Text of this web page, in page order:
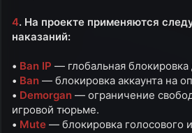
4. На проекте применяются
наказаний:
• Ban IP — глобальная блокировка
• Ban — блокировка аккаунта на
• Demorgan — ограничение
игровой тюрьме.
• Mute — блокировка голосового